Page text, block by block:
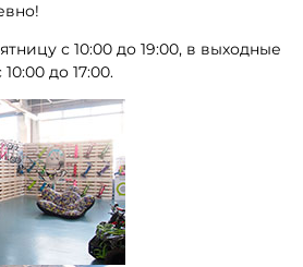
с 10:00 до 19:00, в выходные
до 17:00.